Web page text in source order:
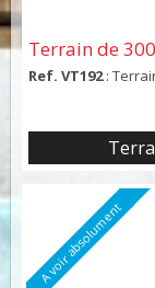
Terrain de
Ref. VT192:
A voir absolument